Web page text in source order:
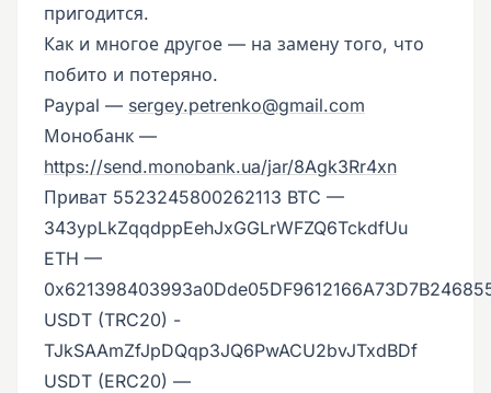
пригодится.
Как и многое другое — на замену того, что
побито и потеряно.
Paypal — sergey.petrenko@gmail.com
Монобанк —
https://send.monobank.ua/jar/8Agk3Rr4xn
Приват 5523245800262113 BTC —
343ypLkZqqdppEehJxGGLrWFZQ6TckdfUu
ETH —
USDT (TRC20) -
TJkSAAmZfJpDQqp3JQ6PwACU2bvJTxdBDf
USDT (ERC20) —